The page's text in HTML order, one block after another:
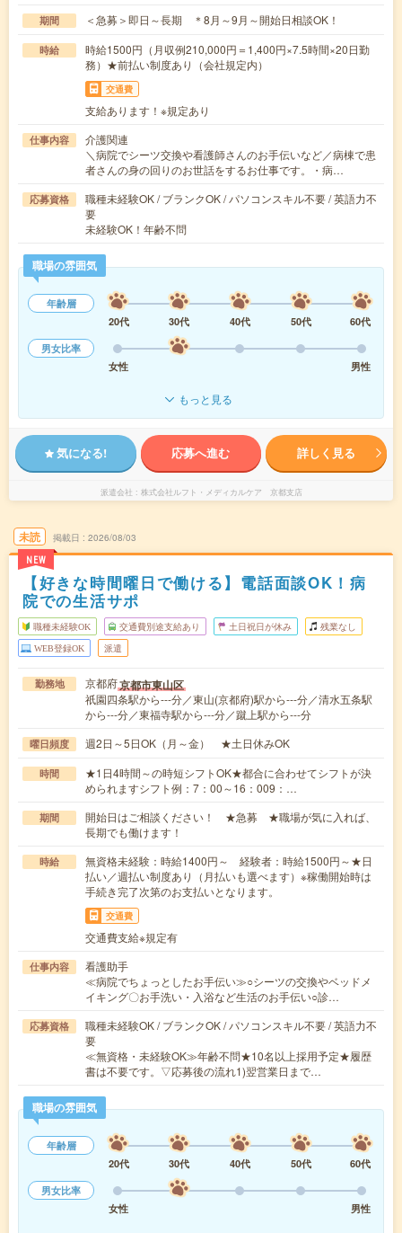
期間 ＜急募＞即日～長期 ＊8月～9月～開始日相談OK！
時給
時給1500円（月収例210,000円＝1,400円×7.5時間×20日勤
務）★前払い制度あり（会社規定内）
交通費
支給あります！※規定あり
仕事内容
介護関連
＼病院でシーツ交換や看護師さんのお手伝いなど／病棟で患
者さんの身の回りのお世話をするお仕事です。・病…
応募資格
職種未経験OK / ブランクOK / パソコンスキル不要 / 英語力不
要
未経験OK！年齢不問
職場の雰囲気
年齢層
20代
30代 40代 50代
60代
男女比率
女性
男性
もっと見る
気になる! 応募へ進む 詳しく見る
派遣会社 株式会社ルフト・メディカルケア 京都支店
未読
NEW
掲載日 2026/08/03
【好きな時間曜日で働ける】電話面談OK！病
院での生活サポ
職種未経験OK 交通費別途支給あり 土日祝日が休み 残業なし
WEB登録OK 派遣
勤務地 京都府京都市東山区
祇園四条駅から---分／東山(京都府)駅から---分／清水五条駅
から---分／東福寺駅から---分／蹴上駅から---分
曜日頻度 週2日～5日OK（月～金） ★土日休みOK
時間
★1日4時間～の時短シフトOK★都合に合わせてシフトが決
められますシフト例：7：00～16：009：…
期間
開始日はご相談ください！ ★急募 ★職場が気に入れば、
長期でも働けます！
時給
無資格未経験：時給1400円～ 経験者：時給1500円～★日
払い／週払い制度あり（月払いも選べます）※稼働開始時は
手続き完了次第のお支払いとなります。
交通費
交通費支給※規定有
仕事内容
看護助手
≪病院でちょっとしたお手伝い≫○シーツの交換やベッドメ
イキング〇お手洗い・入浴など生活のお手伝い○診…
応募資格
職種未経験OK / ブランクOK / パソコンスキル不要 / 英語力不
要
≪無資格・未経験OK≫年齢不問★10名以上採用予定★履歴
書は不要です。▽応募後の流れ1)翌営業日まで…
職場の雰囲気
年齢層
20代
30代 40代 50代
60代
男女比率
女性
男性